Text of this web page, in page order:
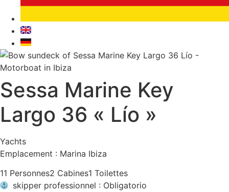
Sessa Marine Key
Largo 36 « Lío »
Yachts
Emplacement : Marina Ibiza
11 Personnes2 Cabines1 Toilettes
skipper professionnel : Obligatorio